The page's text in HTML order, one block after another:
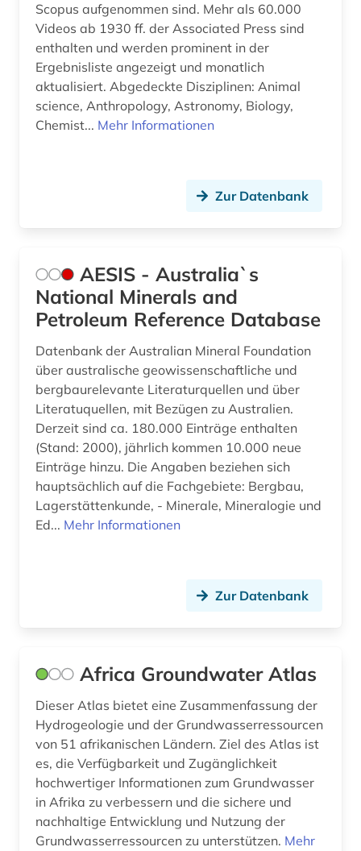
bodenfeuchte (1)
bodenkunde (11)
bodensanierung (1)
bodenschutz (2)
bohrlochgeophysik (1)
botanik (3)
branchenverzeichnis (1)
braunkohle (1)
brief (2)
buchbestand (1)
building information modeling (1)
china (2)
cytologie (1)
daten (1)
datensammlung (3)
datierung (1)
denkmalpflege (3)
Scopus aufgenommen sind. Mehr als 60.000
Videos ab 1930 ff. der Associated Press sind
enthalten und werden prominent in der
Ergebnisliste angezeigt und monatlich
aktualisiert. Abgedeckte Disziplinen: Animal
science, Anthropology, Astronomy, Biology,
Chemist... Mehr Informationen
Zur Datenbank
AESIS - Australia`s
National Minerals and
Petroleum Reference Database
Datenbank der Australian Mineral Foundation
über australische geowissenschaftliche und
bergbaurelevante Literaturquellen und über
Literatuquellen, mit Bezügen zu Australien.
Derzeit sind ca. 180.000 Einträge enthalten
(Stand: 2000), jährlich kommen 10.000 neue
Einträge hinzu. Die Angaben beziehen sich
hauptsächlich auf die Fachgebiete: Bergbau,
Lagerstättenkunde, - Minerale, Mineralogie und
Ed... Mehr Informationen
Zur Datenbank
Africa Groundwater Atlas
Dieser Atlas bietet eine Zusammenfassung der
Hydrogeologie und der Grundwasserressourcen
von 51 afrikanischen Ländern. Ziel des Atlas ist
es, die Verfügbarkeit und Zugänglichkeit
hochwertiger Informationen zum Grundwasser
in Afrika zu verbessern und die sichere und
nachhaltige Entwicklung und Nutzung der
Grundwasserressourcen zu unterstützen. Mehr